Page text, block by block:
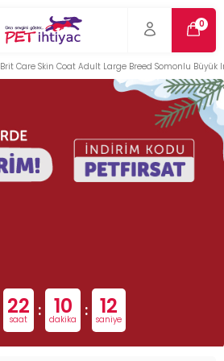
0
Brit Care Skin Coat Adult Large Breed Somonlu Büyük
22
saat : 10
dakika : 11
saniye